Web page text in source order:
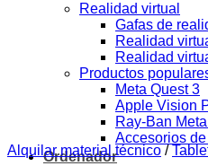
Realidad virtual
Gafas de
Realidad
Realidad
Productos
Meta Quest 3
Apple Vision
Ray-Ban
Accesorios
Ordenador
Alquilar material técnico /